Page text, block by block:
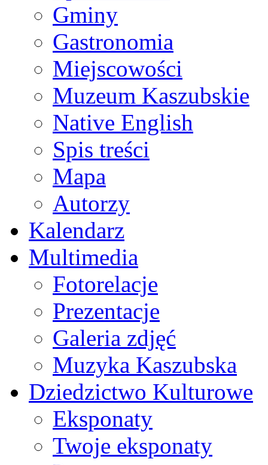
Gminy
Gastronomia
Miejscowości
Muzeum Kaszubskie
Native English
Spis treści
Mapa
Autorzy
Kalendarz
Multimedia
Fotorelacje
Prezentacje
Galeria zdjęć
Muzyka Kaszubska
Dziedzictwo Kulturowe
Eksponaty
Twoje eksponaty